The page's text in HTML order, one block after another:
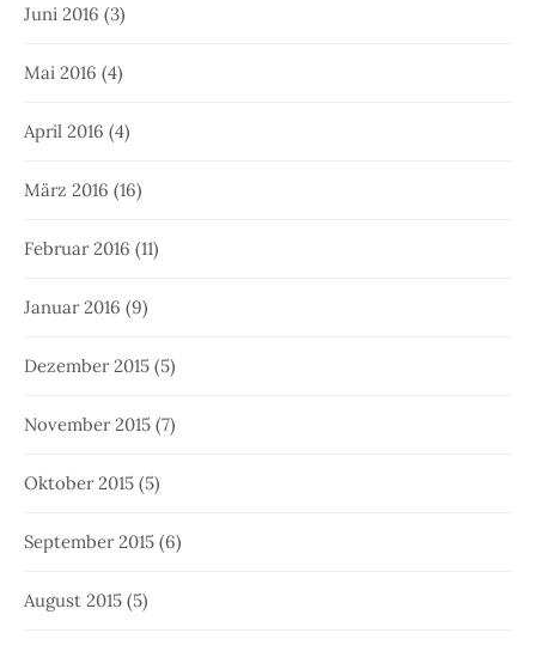
Juni 2016 (3)
Mai 2016 (4)
April 2016 (4)
März 2016 (16)
Februar 2016 (11)
Januar 2016 (9)
Dezember 2015 (5)
November 2015 (7)
Oktober 2015 (5)
September 2015 (6)
August 2015 (5)